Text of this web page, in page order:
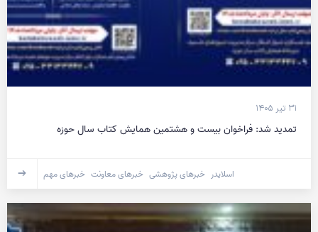
۳۱ تیر ۱۴۰۵
تمدید شد: فراخوان بیست و هشتمین همایش کتاب سال حوزه
اسلایدر خبرهای پژوهشی خبرهای معاونت خبرهای مهم